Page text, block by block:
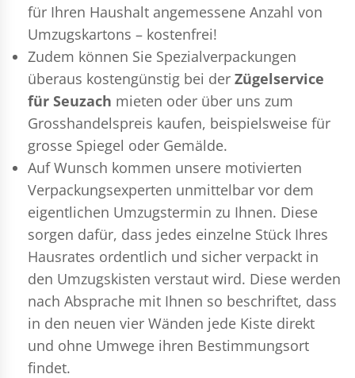
für Ihren Haushalt angemessene Anzahl von
Umzugskartons – kostenfrei!
Zudem können Sie Spezialverpackungen
überaus kostengünstig bei der Zügelservice
für Seuzach mieten oder über uns zum
Grosshandelspreis kaufen, beispielsweise für
grosse Spiegel oder Gemälde.
Auf Wunsch kommen unsere motivierten
Verpackungsexperten unmittelbar vor dem
eigentlichen Umzugstermin zu Ihnen. Diese
sorgen dafür, dass jedes einzelne Stück Ihres
Hausrates ordentlich und sicher verpackt in
den Umzugskisten verstaut wird. Diese werden
nach Absprache mit Ihnen so beschriftet, dass
in den neuen vier Wänden jede Kiste direkt
und ohne Umwege ihren Bestimmungsort
findet.